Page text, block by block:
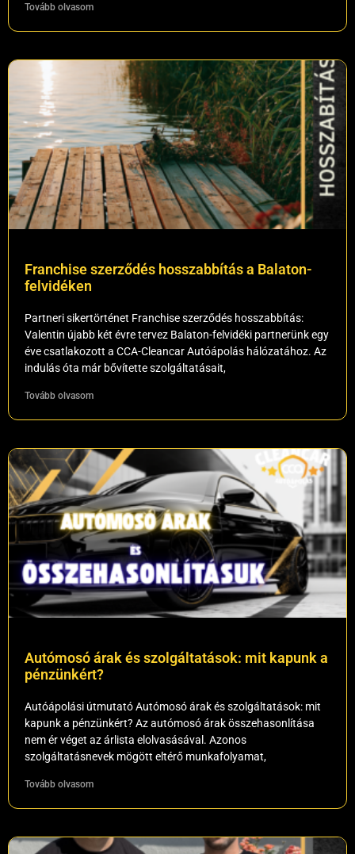
Tovább olvasom
Franchise szerződés hosszabbítás a Balaton-
felvidéken
Partneri sikertörténet Franchise szerződés hosszabbítás:
Valentin újabb két évre tervez Balaton-felvidéki partnerünk egy
éve csatlakozott a CCA-Cleancar Autóápolás hálózatához. Az
indulás óta már bővítette szolgáltatásait,
Tovább olvasom
Autómosó árak és szolgáltatások: mit kapunk a
pénzünkért?
Autóápolási útmutató Autómosó árak és szolgáltatások: mit
kapunk a pénzünkért? Az autómosó árak összehasonlítása
nem ér véget az árlista elolvasásával. Azonos
szolgáltatásnevek mögött eltérő munkafolyamat,
Tovább olvasom